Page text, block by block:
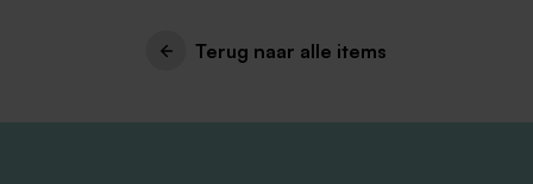
Terug naar alle items